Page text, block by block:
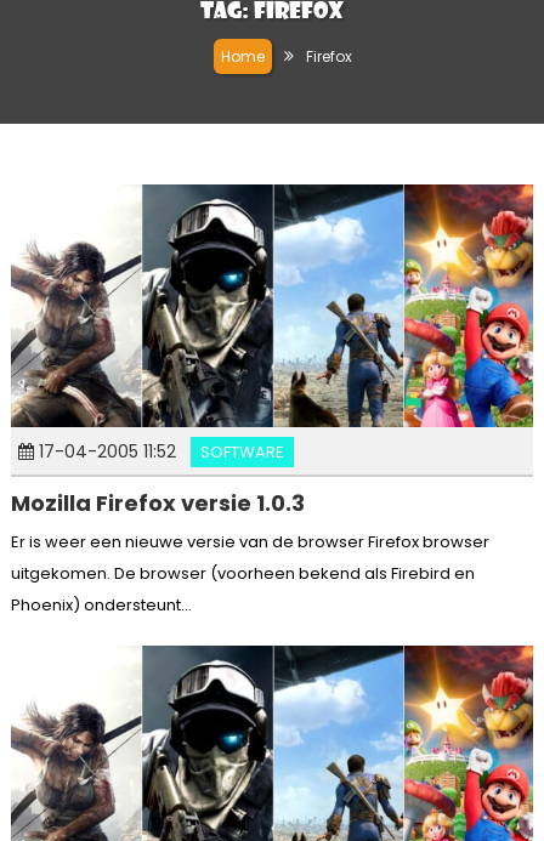
Tag: Firefox
Home Firefox
17-04-2005 11:52 SOFTWARE
Mozilla Firefox versie 1.0.3
Er is weer een nieuwe versie van de browser Firefox browser
uitgekomen. De browser (voorheen bekend als Firebird en
Phoenix) ondersteunt...